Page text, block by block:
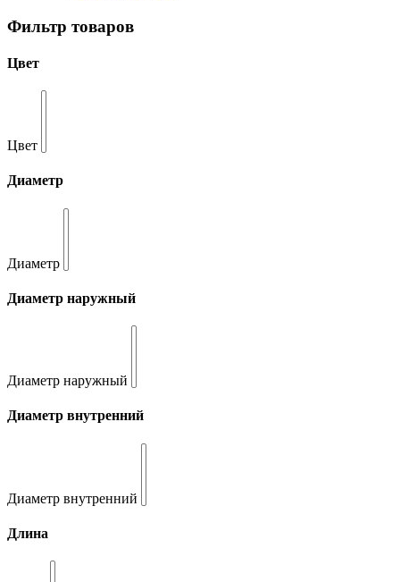
Фильтр товаров
Цвет
Цвет
Диаметр
Диаметр
Диаметр наружный
Диаметр наружный
Диаметр внутренний
Диаметр внутренний
Длина